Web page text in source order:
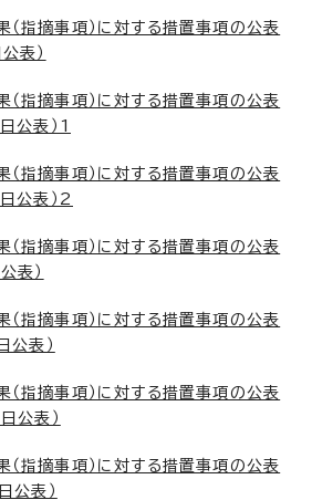
指摘事項）に対する措置事項の公表
表）
指摘事項）に対する措置事項の公表
公表）1
指摘事項）に対する措置事項の公表
公表）2
指摘事項）に対する措置事項の公表
表）
指摘事項）に対する措置事項の公表
公表）
指摘事項）に対する措置事項の公表
公表）
指摘事項）に対する措置事項の公表
公表）